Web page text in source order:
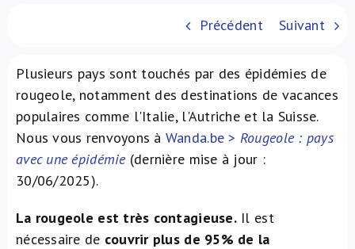
NL
Précédent Suivant
Plusieurs pays sont touchés par des épidémies de
rougeole, notamment des destinations de vacances
populaires comme l'Italie, l'Autriche et la Suisse.
Nous vous renvoyons à Wanda.be > Rougeole : pays
avec une épidémie(dernière mise à jour :
30/06/2025).
La rougeole est très contagieuse.Il est
nécessaire de couvrir plus de 95% de la